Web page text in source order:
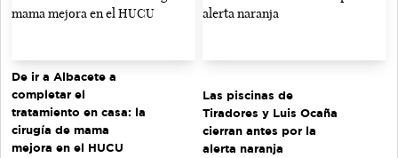
De ir a Albacete a
completar el
tratamiento en casa: la
cirugía de mama
mejora en el HUCU
Las piscinas de
Tiradores y Luis Ocaña
cierran antes por la
alerta naranja